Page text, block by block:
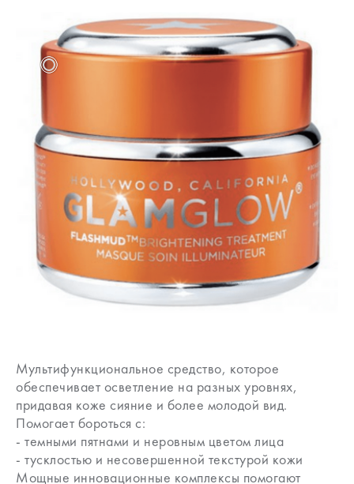
Мультифункциональное средство, которое
обеспечивает осветление на разных уровнях,
придавая коже сияние и более молодой вид.
Помогает бороться с:
- темными пятнами и неровным цветом лица
- тусклостью и несовершенной текстурой кожи
Мощные инновационные комплексы помогают